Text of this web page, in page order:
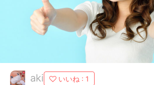
aki いいね : 1